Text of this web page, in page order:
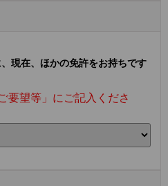
現在、ほかの免許をお持ちです
望等」にご記入くださ